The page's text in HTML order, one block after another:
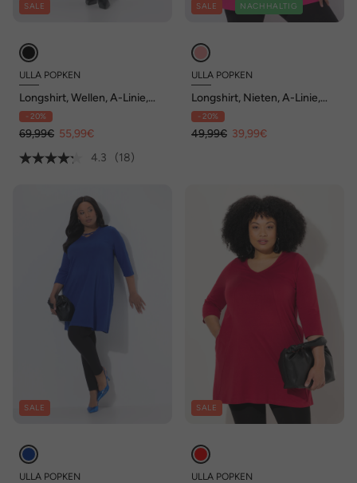
SALE
ULLA POPKEN
Longshirt, Wellen, A-Linie,
Tunika-Ausschnitt, 3/4-Arm
- 20%
69,99€ 55,99€
4.3
(18)
SALE NACHHALTIG
ULLA POPKEN
Longshirt, Nieten, A-Linie,
Rundhals, 3/4-Arm
- 20%
49,99€ 39,99€
SALE
ULLA POPKEN
SALE
ULLA POPKEN